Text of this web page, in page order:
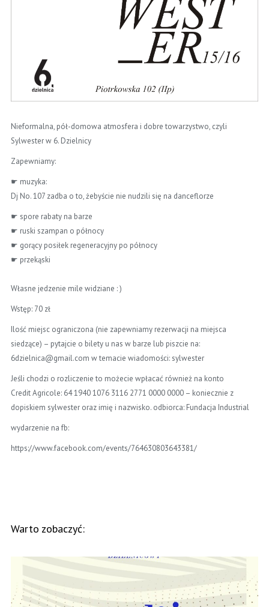
Nieformalna, pół-domowa atmosfera i dobre towarzystwo, czyli
Sylwester w 6. Dzielnicy
Zapewniamy:
☛ muzyka:
Dj No. 107 zadba o to, żebyście nie nudzili się na danceflorze
☛ spore rabaty na barze
☛ ruski szampan o północy
☛ gorący posiłek regeneracyjny po północy
☛ przekąski
Własne jedzenie mile widziane : )
Wstęp: 70 zł
Ilość miejsc ograniczona (nie zapewniamy rezerwacji na miejsca
siedzące) – pytajcie o bilety u nas w barze lub piszcie na:
6dzielnica@gmail.com w temacie wiadomości: sylwester
Jeśli chodzi o rozliczenie to możecie wpłacać również na konto
Credit Agricole: 64 1940 1076 3116 2771 0000 0000 – koniecznie z
dopiskiem sylwester oraz imię i nazwisko. odbiorca: Fundacja Industrial
wydarzenie na fb:
https://www.facebook.com/events/764630803643381/
Warto zobaczyć: